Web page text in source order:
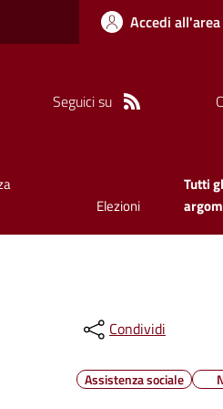
Accedi
Seguici su
Elezioni
Tutti
Condividi
Assistenza sociale